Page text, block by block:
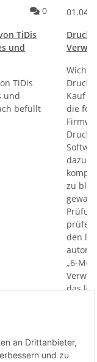
Kommentare
0
TiDis
und
TiDis
und
befüllt
Kauf
die
dazu
zu
prüfen
den
„6-
das
an Drittanbieter,
und zu